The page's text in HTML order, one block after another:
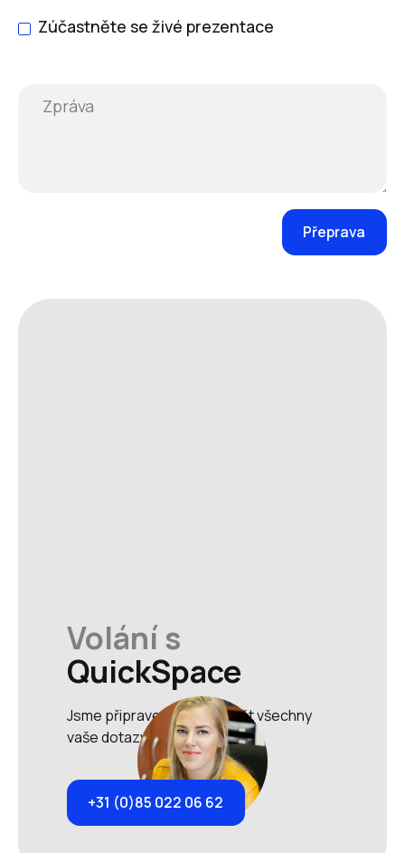
Zúčastněte se živé prezentace
Volání s
QuickSpace
Jsme připraveni zodpovědět všechny
vaše dotazy.
+31 (0)85 022 06 62